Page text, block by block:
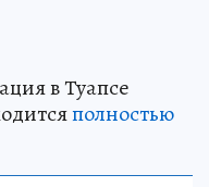
в Туапсе
полностью